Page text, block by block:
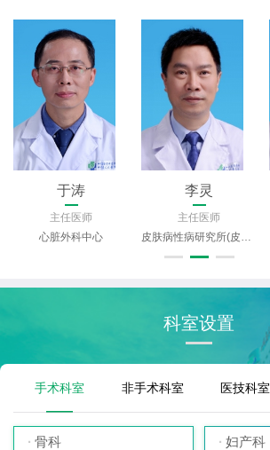
于涛
主任医师
心脏外科中心
李灵
主任医师
皮肤病性病研究所(皮肤科)
科室设置
手术科室 非手术科室 医技科室
骨科 妇产科